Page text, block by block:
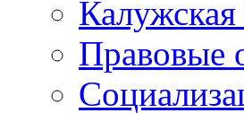
Правовые